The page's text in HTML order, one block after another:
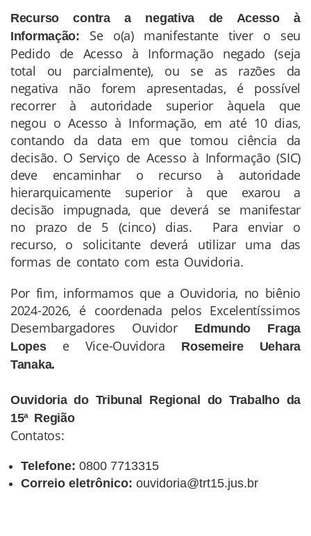
Recurso contra a negativa de Acesso à
Informação: Se o(a) manifestante tiver o seu
Pedido de Acesso à Informação negado (seja
total ou parcialmente), ou se as razões da
negativa não forem apresentadas, é possível
recorrer à autoridade superior àquela que
negou o Acesso à Informação, em até 10 dias,
contando da data em que tomou ciência da
decisão. O Serviço de Acesso à Informação (SIC)
deve encaminhar o recurso à autoridade
hierarquicamente superior à que exarou a
decisão impugnada, que deverá se manifestar
no prazo de 5 (cinco) dias. Para enviar o
recurso, o solicitante deverá utilizar uma das
formas de contato com esta Ouvidoria.
Por fim, informamos que a Ouvidoria, no biênio
2024-2026, é coordenada pelos Excelentíssimos
Desembargadores Ouvidor
Edmundo Fraga
Lopese Vice-Ouvidora
Rosemeire Uehara
Tanaka.
Ouvidoria do Tribunal Regional do Trabalho da
15ª Região
Contatos:
Telefone: 0800 7713315
Correio eletrônico: ouvidoria@trt15.jus.br